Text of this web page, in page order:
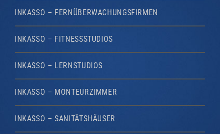
INKASSO – FERNÜBERWACHUNGSFIRMEN
INKASSO – FITNESSSTUDIOS
INKASSO – LERNSTUDIOS
INKASSO – MONTEURZIMMER
INKASSO – SANITÄTSHÄUSER